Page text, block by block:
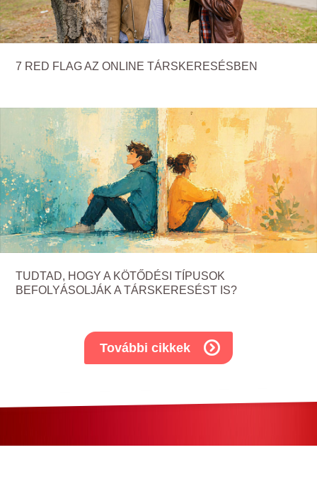
7 RED FLAG AZ ONLINE TÁRSKERESÉSBEN
TUDTAD, HOGY A KÖTŐDÉSI TÍPUSOK
BEFOLYÁSOLJÁK A TÁRSKERESÉST IS?
További cikkek